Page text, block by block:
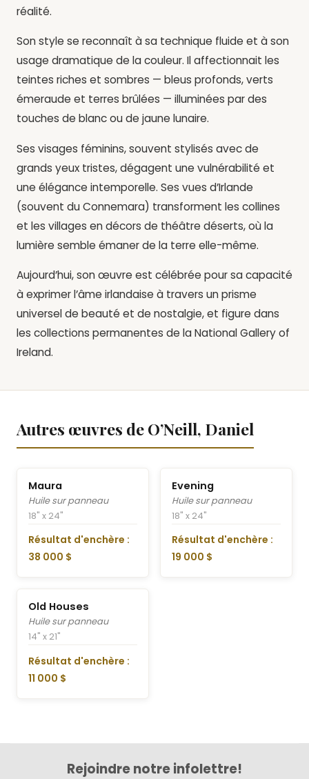
réalité.
Son style se reconnaît à sa technique fluide et à son
usage dramatique de la couleur. Il affectionnait les
teintes riches et sombres — bleus profonds, verts
émeraude et terres brûlées — illuminées par des
touches de blanc ou de jaune lunaire.
Ses visages féminins, souvent stylisés avec de
grands yeux tristes, dégagent une vulnérabilité et
une élégance intemporelle. Ses vues d’Irlande
(souvent du Connemara) transforment les collines
et les villages en décors de théâtre déserts, où la
lumière semble émaner de la terre elle-même.
Aujourd’hui, son œuvre est célébrée pour sa capacité
à exprimer l’âme irlandaise à travers un prisme
universel de beauté et de nostalgie, et figure dans
les collections permanentes de la National Gallery of
Ireland.
Autres œuvres de O’Neill, Daniel
Maura
Huile sur panneau
18" x 24"
Résultat d'enchère :
38 000 $
Evening
Huile sur panneau
18" x 24"
Résultat d'enchère :
19 000 $
Old Houses
Huile sur panneau
14" x 21"
Résultat d'enchère :
11 000 $
Rejoindre notre infolettre!